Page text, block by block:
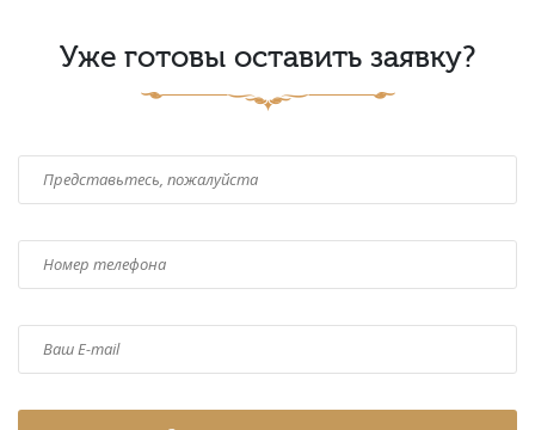
Уже готовы оставить заявку?